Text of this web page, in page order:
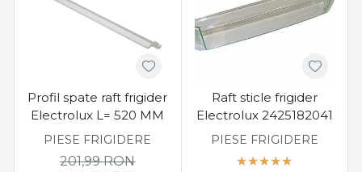
Profil spate raft frigider
Electrolux L= 520 MM
PIESE FRIGIDERE
201,99RON
Raft sticle frigider
Electrolux 2425182041
PIESE FRIGIDERE